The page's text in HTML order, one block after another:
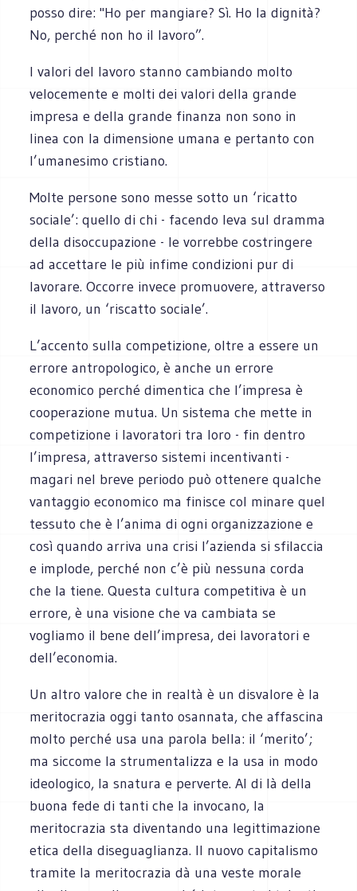
posso dire: "Ho per mangiare? Sì. Ho la dignità?
No, perché non ho il lavoro”.
I valori del lavoro stanno cambiando molto
velocemente e molti dei valori della grande
impresa e della grande finanza non sono in
linea con la dimensione umana e pertanto con
l’umanesimo cristiano.
Molte persone sono messe sotto un ‘ricatto
sociale’: quello di chi - facendo leva sul dramma
della disoccupazione - le vorrebbe costringere
ad accettare le più infime condizioni pur di
lavorare. Occorre invece promuovere, attraverso
il lavoro, un ‘riscatto sociale’.
L’accento sulla competizione, oltre a essere un
errore antropologico, è anche un errore
economico perché dimentica che l’impresa è
cooperazione mutua. Un sistema che mette in
competizione i lavoratori tra loro - fin dentro
l’impresa, attraverso sistemi incentivanti -
magari nel breve periodo può ottenere qualche
vantaggio economico ma finisce col minare quel
tessuto che è l’anima di ogni organizzazione e
così quando arriva una crisi l’azienda si sfilaccia
e implode, perché non c’è più nessuna corda
che la tiene. Questa cultura competitiva è un
errore, è una visione che va cambiata se
vogliamo il bene dell’impresa, dei lavoratori e
dell’economia.
Un altro valore che in realtà è un disvalore è la
meritocrazia oggi tanto osannata, che affascina
molto perché usa una parola bella: il ‘merito’;
ma siccome la strumentalizza e la usa in modo
ideologico, la snatura e perverte. Al di là della
buona fede di tanti che la invocano, la
meritocrazia sta diventando una legittimazione
etica della diseguaglianza. Il nuovo capitalismo
tramite la meritocrazia dà una veste morale